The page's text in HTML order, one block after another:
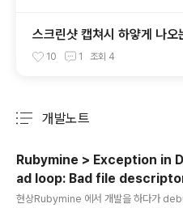
스크린샷 캡쳐시 하얗게 나오
MGSF50_Svc : 이미지 세
10 1 조회 4
개발노트
Rubymine > Exception in
ad loop: Bad file
BADF) 발생 시
현상Rubymine 에서 개발을 하다가